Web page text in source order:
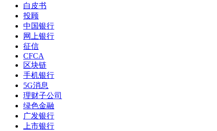
白皮书
投顾
中国银行
网上银行
征信
CFCA
区块链
手机银行
5G消息
理财子公司
绿色金融
广发银行
上市银行